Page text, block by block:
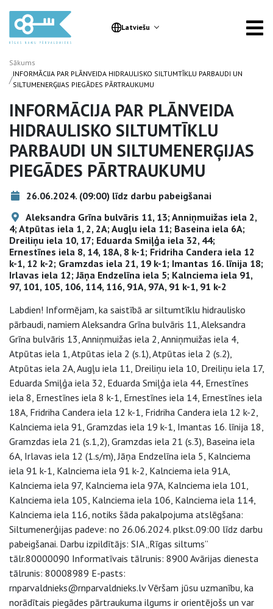
Latviešu
Sākums
/INFORMĀCIJA PAR PLĀNVEIDA HIDRAULISKO SILTUMTĪKLU PARBAUDI UN
SILTUMENERĢIJAS PIEGĀDES PĀRTRAUKUMU
INFORMĀCIJA PAR PLĀNVEIDA
HIDRAULISKO SILTUMTĪKLU
PARBAUDI UN SILTUMENERĢIJAS
PIEGĀDES PĀRTRAUKUMU
26.06.2024. (09:00) līdz darbu pabeigšanai
Aleksandra Grīna bulvāris 11, 13; Anniņmuižas iela 2,
4; Atpūtas iela 1, 2, 2A; Augļu iela 11; Baseina iela 6A;
Dreiliņu iela 10, 17; Eduarda Smiļģa iela 32, 44;
Ernestīnes iela 8, 14, 18A, 8 k-1; Fridriha Candera iela 12
k-1, 12 k-2; Gramzdas iela 21, 19 k-1; Imantas 16. līnija 18;
Irlavas iela 12; Jāņa Endzelīna iela 5; Kalnciema iela 91,
97, 101, 105, 106, 114, 116, 91A, 97A, 91 k-1, 91 k-2
Labdien! Informējam, ka saistībā ar siltumtīklu hidraulisko
pārbaudi, namiem Aleksandra Grīna bulvāris 11, Aleksandra
Grīna bulvāris 13, Anniņmuižas iela 2, Anniņmuižas iela 4,
Atpūtas iela 1, Atpūtas iela 2 (s.1), Atpūtas iela 2 (s.2),
Atpūtas iela 2A, Augļu iela 11, Dreiliņu iela 10, Dreiliņu iela 17,
Eduarda Smiļģa iela 32, Eduarda Smiļģa iela 44, Ernestīnes
iela 8, Ernestīnes iela 8 k-1, Ernestīnes iela 14, Ernestīnes iela
18A, Fridriha Candera iela 12 k-1, Fridriha Candera iela 12 k-2,
Kalnciema iela 91, Gramzdas iela 19 k-1, Imantas 16. līnija 18,
Gramzdas iela 21 (s.1,2), Gramzdas iela 21 (s.3), Baseina iela
6A, Irlavas iela 12 (1.s/m), Jāņa Endzelīna iela 5, Kalnciema
iela 91 k-1, Kalnciema iela 91 k-2, Kalnciema iela 91A,
Kalnciema iela 97, Kalnciema iela 97A, Kalnciema iela 101,
Kalnciema iela 105, Kalnciema iela 106, Kalnciema iela 114,
Kalnciema iela 116, notiks šāda pakalpojuma atslēgšana:
Siltumenerģijas padeve: no 26.06.2024. plkst.09:00 līdz darbu
pabeigšanai. Darbu izpildītājs: SIA „Rīgas siltums”
tālr.80000090 Informatīvais tālrunis: 8900 Avārijas dienesta
tālrunis: 80008989 E-pasts:
rnparvaldnieks@rnparvaldnieks.lv Vēršam jūsu uzmanību, ka
norādītais piegādes pārtraukuma ilgums ir orientējošs un var